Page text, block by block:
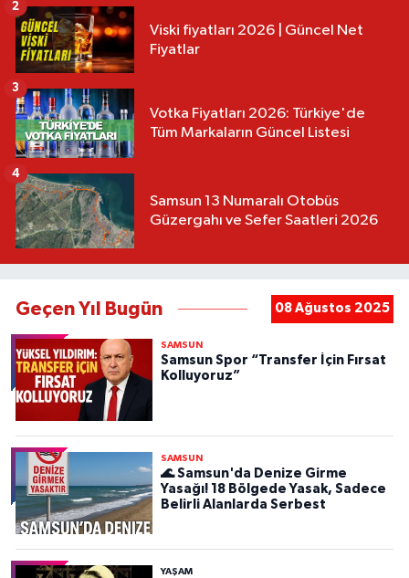
Viski fiyatları 2026 | Güncel Net
Fiyatlar
2
Votka Fiyatları 2026: Türkiye'de
Tüm Markaların Güncel Listesi
3
Samsun 13 Numaralı Otobüs
Güzergahı ve Sefer Saatleri 2026
4
Geçen Yıl Bugün 08 Ağustos 2025
SAMSUN
Samsun Spor “Transfer İçin Fırsat
Kolluyoruz”
SAMSUN
🌊 Samsun'da Denize Girme
Yasağı! 18 Bölgede Yasak, Sadece
Belirli Alanlarda Serbest
YAŞAM